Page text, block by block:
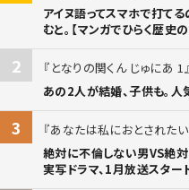
アイヌ語ってスマホで打て
むと。【マンガでひらく歴史
2
となりの関くん じゅにあ 1
あの2人が結婚、子供も。人
3
あなたは私におとされたい
絶対に不倫しない男VS絶対
実写ドラマ、1月放送スター